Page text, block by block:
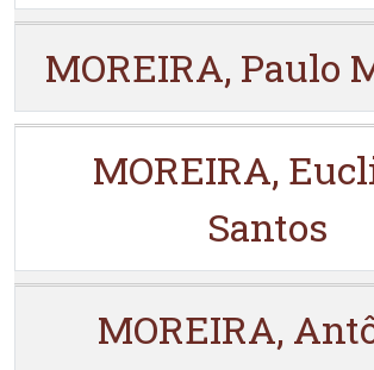
MOREIRA, Paulo
MOREIRA,
Santos
MOREIRA,